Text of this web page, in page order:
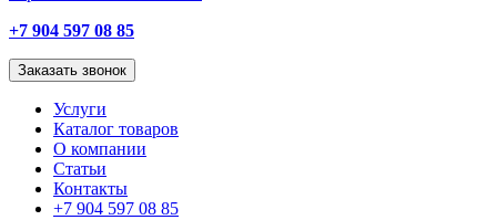
+7 904 597 08 85
Заказать звонок
Услуги
Каталог товаров
О компании
Статьи
Контакты
+7 904 597 08 85